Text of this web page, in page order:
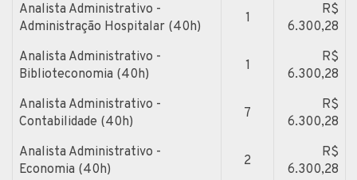
Analista Administrativo -
Administração Hospitalar (40h)
1
R$
6.300,28
Analista Administrativo -
Biblioteconomia (40h)
1
R$
6.300,28
Analista Administrativo -
Contabilidade (40h)
7
R$
6.300,28
Analista Administrativo -
Economia (40h)
2
R$
6.300,28